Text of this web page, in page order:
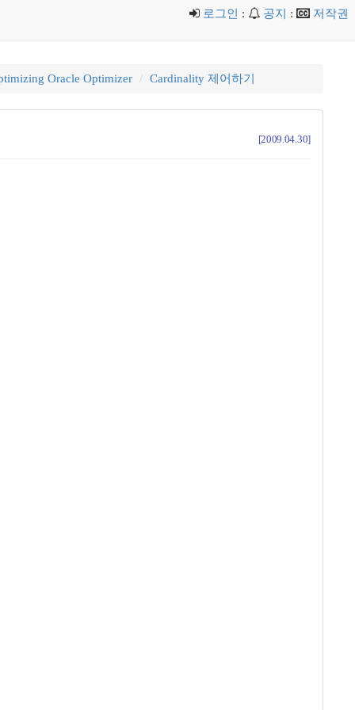
로그인 : 공지 : 저작권
Oracle Optimizer Cardinality 제어하기
[2009.04.30]